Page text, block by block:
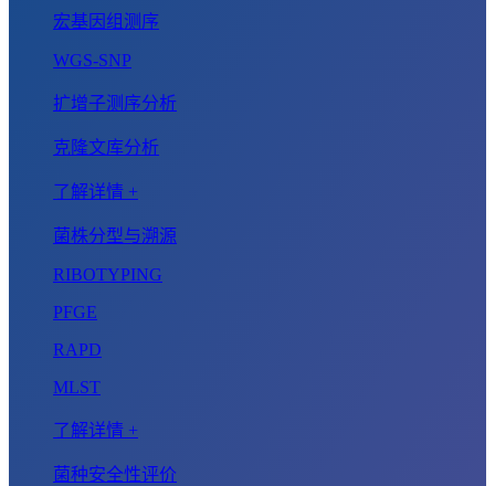
宏基因组测序
WGS-SNP
扩增子测序分析
克隆文库分析
了解详情 +
菌株分型与溯源
RIBOTYPING
PFGE
RAPD
MLST
了解详情 +
菌种安全性评价